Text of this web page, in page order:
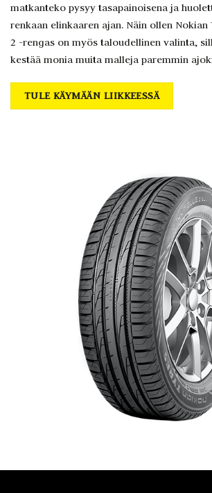
matkanteko pysyy tasapainoisena ja
renkaan elinkaaren ajan. Näin ollen Nokian
2 -rengas on myös taloudellinen valinta,
kestää monia muita malleja paremmin
TULE KÄYMÄÄN LIIKKEESSÄ